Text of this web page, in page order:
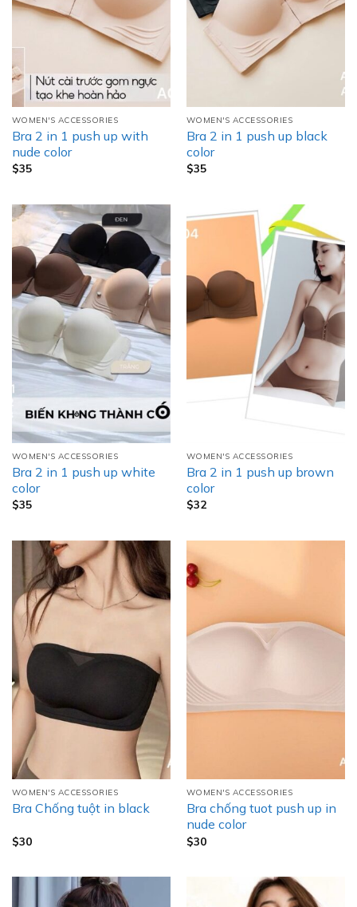
WOMEN'S ACCESSORIES
Bra 2 in 1 push up with
nude color
$35
WOMEN'S ACCESSORIES
Bra 2 in 1 push up black
color
$35
WOMEN'S ACCESSORIES
Bra 2 in 1 push up white
color
$35
WOMEN'S ACCESSORIES
Bra 2 in 1 push up brown
color
$32
WOMEN'S ACCESSORIES
Bra Chống tuột in black
$30
WOMEN'S ACCESSORIES
Bra chống tuot push up in
nude color
$30